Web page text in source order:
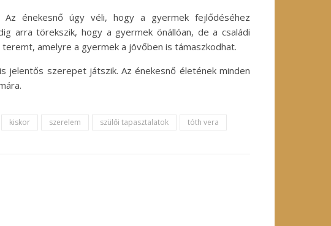
énekesnő úgy véli, hogy a gyermek fejlődéséhez
arra törekszik, hogy a gyermek önállóan, de a családi
amelyre a gyermek a jövőben is támaszkodhat.
jelentős szerepet játszik. Az énekesnő életének minden
kiskor szerelem szülői tapasztalatok tóth vera